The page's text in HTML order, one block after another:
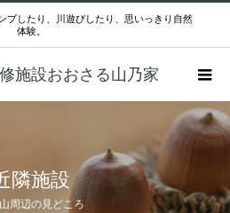
プしたり、川遊びしたり、思いっきり自然
体験。
施設おおさる山乃家
隣施設
周辺の見どころ